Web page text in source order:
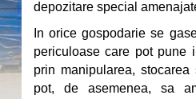
depozitare special
In orice gospodarie se
periculoase care pot pune
prin manipularea,
pot, de asemenea, sa